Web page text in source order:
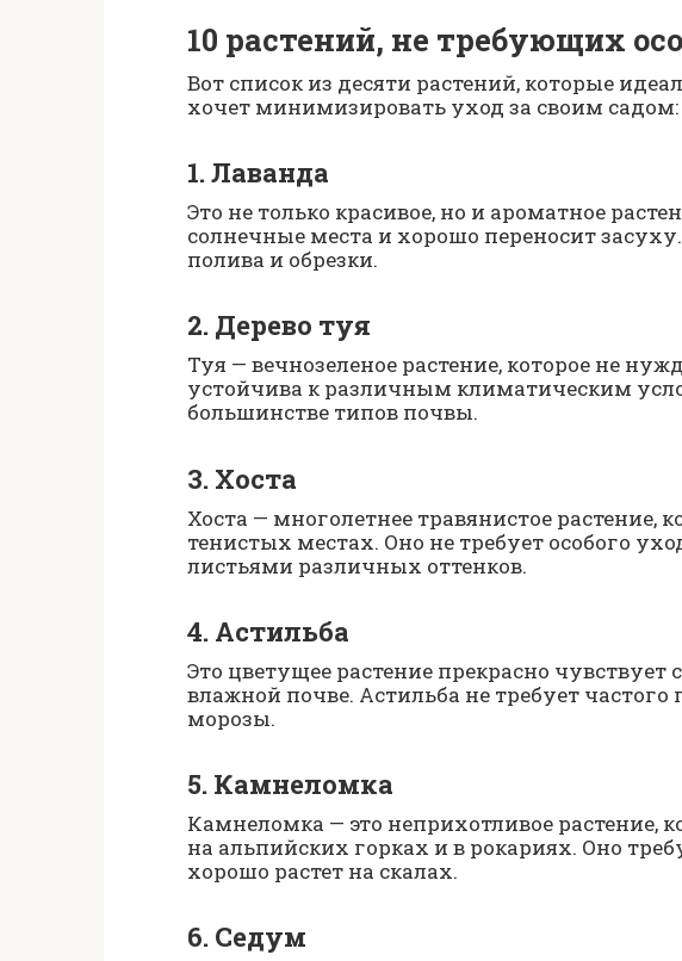
10 растений, не требующих
Вот список из десяти растений, которые
хочет минимизировать уход за своим садом:
1. Лаванда
Это не только красивое, но и ароматное
солнечные места и хорошо переносит
полива и обрезки.
2. Дерево туя
Туя — вечнозеленое растение, которое не
устойчива к различным климатическим
большинстве типов почвы.
3. Хоста
Хоста — многолетнее травянистое растение,
тенистых местах. Оно не требует особого
листьями различных оттенков.
4. Астильба
Это цветущее растение прекрасно чувствует
влажной почве. Астильба не требует частого
морозы.
5. Камнеломка
Камнеломка — это неприхотливое растение,
на альпийских горках и в рокариях. Оно
хорошо растет на скалах.
6. Седум